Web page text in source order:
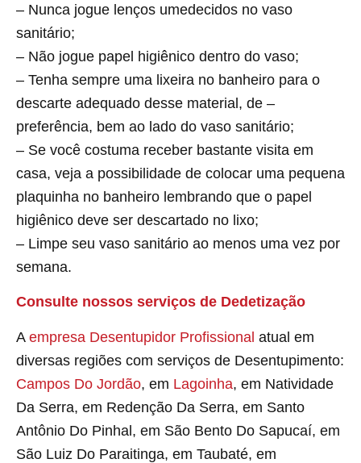
– Nunca jogue lenços umedecidos no vaso
sanitário;
– Não jogue papel higiênico dentro do vaso;
– Tenha sempre uma lixeira no banheiro para o
descarte adequado desse material, de –
preferência, bem ao lado do vaso sanitário;
– Se você costuma receber bastante visita em
casa, veja a possibilidade de colocar uma pequena
plaquinha no banheiro lembrando que o papel
higiênico deve ser descartado no lixo;
– Limpe seu vaso sanitário ao menos uma vez por
semana.
Consulte nossos serviços de Dedetização
A empresa Desentupidor Profissional atual em
diversas regiões com serviços de Desentupimento:
Campos Do Jordão, em Lagoinha, em Natividade
Da Serra, em Redenção Da Serra, em Santo
Antônio Do Pinhal, em São Bento Do Sapucaí, em
São Luiz Do Paraitinga, em Taubaté, em